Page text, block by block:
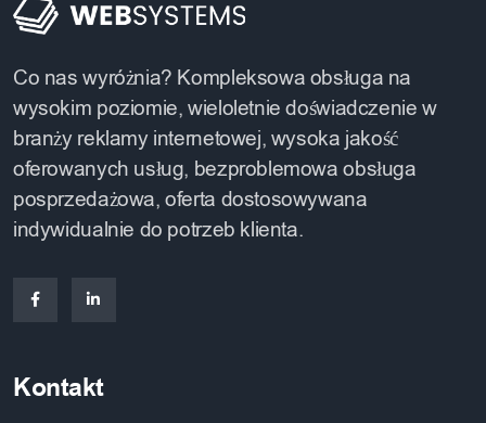
Co nas wyróżnia? Kompleksowa obsługa na
wysokim poziomie, wieloletnie doświadczenie w
branży reklamy internetowej, wysoka jakość
oferowanych usług, bezproblemowa obsługa
posprzedażowa, oferta dostosowywana
indywidualnie do potrzeb klienta.
Kontakt